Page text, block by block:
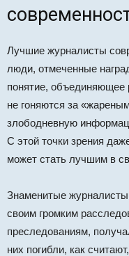
Лучшие журналисты
люди, отмеченные
понятие, объединяющее
не гоняются за
злободневную
С этой точки зрения
может стать лучшим в
Знаменитые
своим громким
преследованиям,
них погибли, как